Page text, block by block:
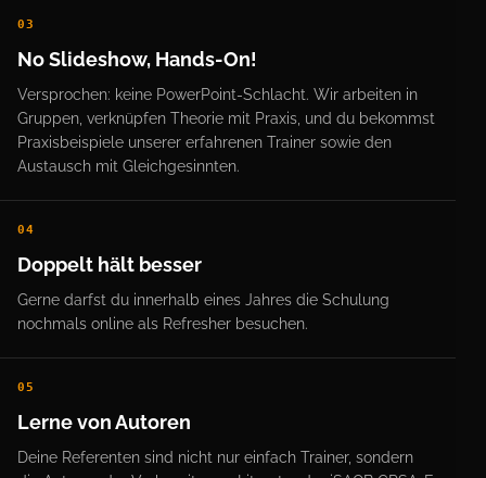
03
No Slideshow, Hands-On!
Versprochen: keine PowerPoint-Schlacht. Wir arbeiten in
Gruppen, verknüpfen Theorie mit Praxis, und du bekommst
Praxisbeispiele unserer erfahrenen Trainer sowie den
Austausch mit Gleichgesinnten.
04
Doppelt hält besser
Gerne darfst du innerhalb eines Jahres die Schulung
nochmals online als Refresher besuchen.
05
Lerne von Autoren
Deine Referenten sind nicht nur einfach Trainer, sondern